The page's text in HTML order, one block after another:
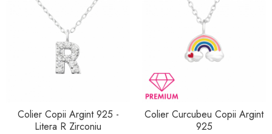
Colier Copii Argint 925 -
Litera R Zirconiu
Colier Curcubeu Copii Argint
925